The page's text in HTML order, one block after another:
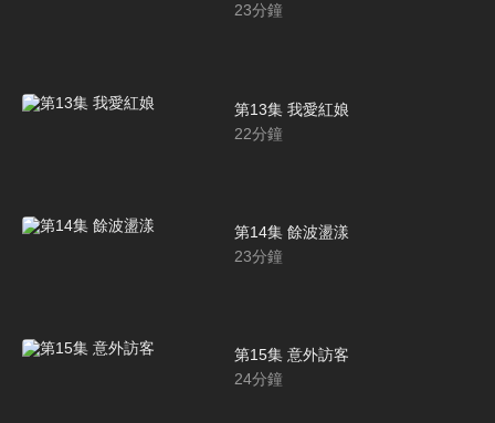
23分鐘
第13集 我愛紅娘
22分鐘
第14集 餘波盪漾
23分鐘
第15集 意外訪客
24分鐘